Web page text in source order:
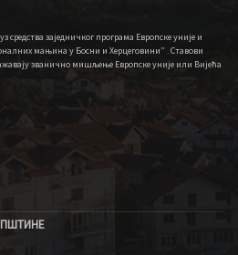
средства заједничког програма Европске уније и
мањина у Босни и Херцеговини” . Ставови
званично мишљење Европске уније или Вијећа